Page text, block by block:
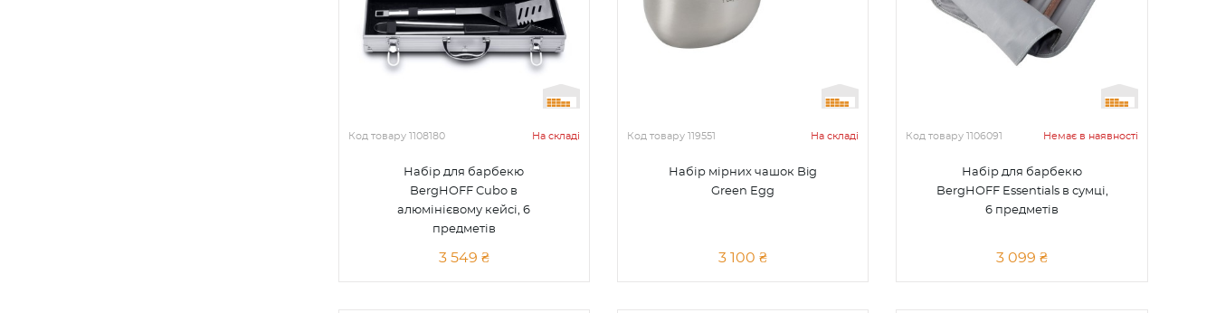
Код товару 1108180 На складі
Набір для барбекю
BergHOFF Cubo в
алюмінієвому кейсі, 6
предметів
3 549 ₴
Код товару 119551 На складі
Набір мірних чашок Big
Green Egg
3 100 ₴
Код товару1106091 Немає в наявності
Набір для барбекю
BergHOFF Essentials в сумці,
6 предметів
3 099 ₴